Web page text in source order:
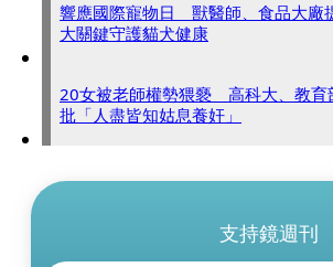
響應國際寵物日 獸醫師、食品大廠
大關鍵守護貓犬健康
20女被老師權勢猥褻 高科大、教育
批「人盡皆知姑息養奸」
支持鏡週刊